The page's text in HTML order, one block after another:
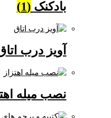
آویز درب اتاق
نصب میله اهتزاز